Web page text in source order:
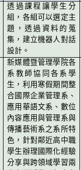
透過課程讓學生分
組，各組可以選定主
題，透過資料的蒐
集，建立機器人對話
設計。
新媒體暨管理學院各
系教師協同各系學
生，利用寒假期間整
合國際企業管理系、
應用華語文系、數位
內容應用與管理系與
傳播藝術系之系所特
色，針對鄰近高中職
學生辦理國際化經驗
分享與跨領域學習兩